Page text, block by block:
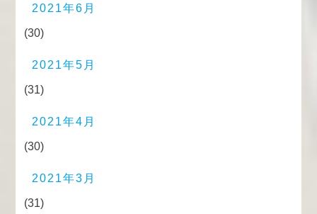
2021年6月
(30)
2021年5月
(31)
2021年4月
(30)
2021年3月
(31)